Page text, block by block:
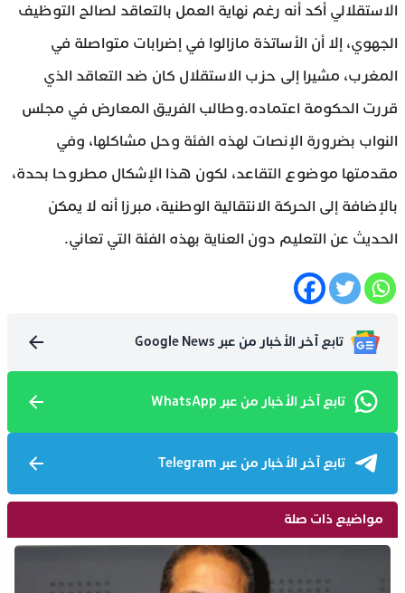
الاستقلالي أكد أنه رغم نهاية العمل بالتعاقد لصالح التوظيف
الجهوي، إلا أن الأساتذة مازالوا في إضرابات متواصلة في
المغرب، مشيرا إلى حزب الاستقلال كان ضد التعاقد الذي
قررت الحكومة اعتماده.وطالب الفريق المعارض في مجلس
النواب بضرورة الإنصات لهذه الفئة وحل مشاكلها، وفي
مقدمتها موضوع التقاعد، لكون هذا الإشكال مطروحا بحدة،
بالإضافة إلى الحركة الانتقالية الوطنية، مبرزا أنه لا يمكن
الحديث عن التعليم دون العناية بهذه الفئة التي تعاني.
تابع آخر الأخبار من عبر Google News
تابع آخر الأخبار من عبر WhatsApp
تابع آخر الأخبار من عبر Telegram
مواضيع ذات صلة